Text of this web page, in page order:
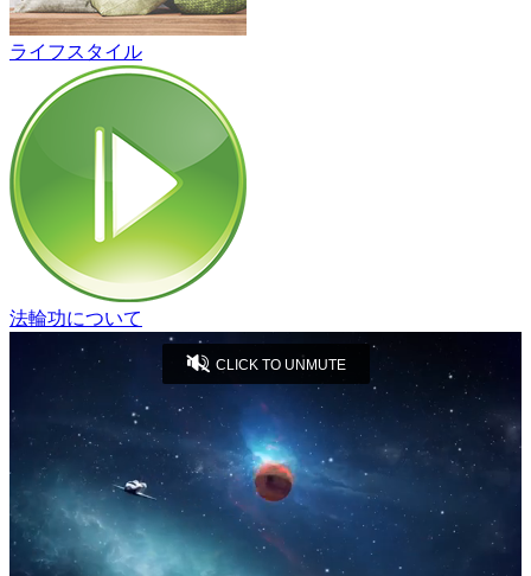
ライフスタイル
法輪功について
Loaded
:
CLICK TO UNMUTE